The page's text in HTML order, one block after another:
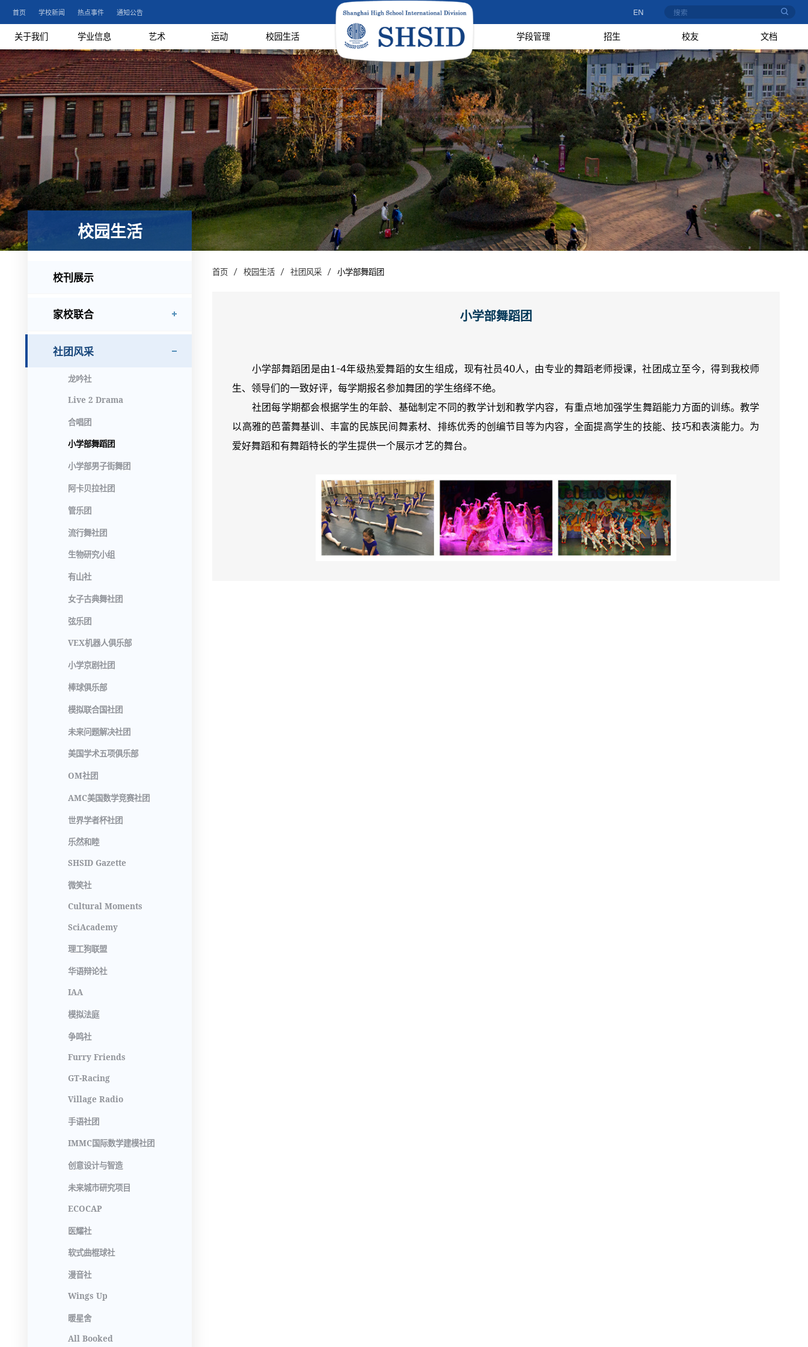
首页 学校新闻 热点事件 通知公告 EN
关于我们 学业信息 艺术 运动 校园生活 学段管理 招生 校友 文档
校园生活
校刊展示
家校联合
社团风采
龙吟社
Live 2 Drama
合唱团
小学部舞蹈团
小学部男子街舞团
阿卡贝拉社团
管乐团
流行舞社团
生物研究小组
有山社
女子古典舞社团
弦乐团
VEX机器人俱乐部
小学京剧社团
棒球俱乐部
模拟联合国社团
未来问题解决社团
美国学术五项俱乐部
OM社团
AMC美国数学竞赛社团
世界学者杯社团
乐然和睦
SHSID Gazette
微笑社
Cultural Moments
SciAcademy
理工狗联盟
华语辩论社
IAA
模拟法庭
争鸣社
Furry Friends
GT-Racing
Village Radio
手语社团
IMMC国际数学建模社团
创意设计与智造
未来城市研究项目
ECOCAP
医耀社
软式曲棍球社
漫音社
Wings Up
暖星舍
All Booked
首页 / 校园生活 / 社团风采 / 小学部舞蹈团
小学部舞蹈团
小学部舞蹈团是由1-4年级热爱舞蹈的女生组成，现有社员40人，由专业的舞蹈老师授课，社团成立至今，得到我校师
生、领导们的一致好评，每学期报名参加舞团的学生络绎不绝。
社团每学期都会根据学生的年龄、基础制定不同的教学计划和教学内容，有重点地加强学生舞蹈能力方面的训练。教学
以高雅的芭蕾舞基训、丰富的民族民间舞素材、排练优秀的创编节目等为内容，全面提高学生的技能、技巧和表演能力。为
爱好舞蹈和有舞蹈特长的学生提供一个展示才艺的舞台。